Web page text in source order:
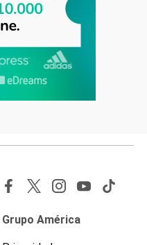
Grupo América